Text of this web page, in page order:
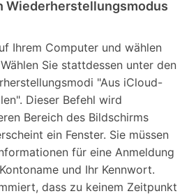
Wiederherstellungsmodus
Ihrem Computer und wählen
Sie stattdessen unter den
"Aus iCloud-
Dieser Befehl wird
Bereich des Bildschirms
ein Fenster. Sie müssen
für eine Anmeldung
und Ihr Kennwort.
dass zu keinem Zeitpunkt